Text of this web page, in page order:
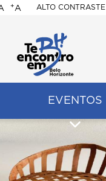
+A ALTO CONTRASTE
EVENTOS